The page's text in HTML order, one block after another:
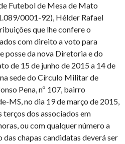
Futebol de Mesa de Mato
0001-92), Hélder Rafael
que lhe confere o
com direito a voto para
posse da nova Diretoria e do
de 15 de junho de 2015 a 14 de
sede do Círculo Militar de
Pena, nº 107, bairro
MS, no dia 19 de março de 2015,
terços dos associados em
ou com qualquer número a
chapas candidatas deverá ser